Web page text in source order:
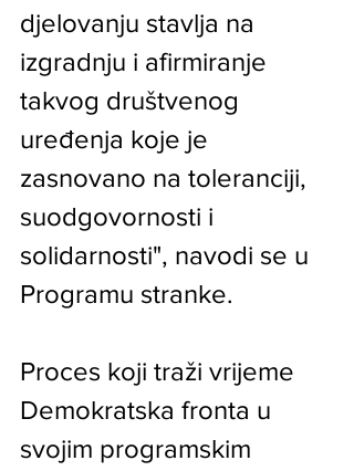
djelovanju stavlja na
izgradnju i afirmiranje
takvog društvenog
uređenja koje je
zasnovano na toleranciji,
suodgovornosti i
solidarnosti", navodi se u
Programu stranke.
Proces koji traži vrijeme
Demokratska fronta u
svojim programskim